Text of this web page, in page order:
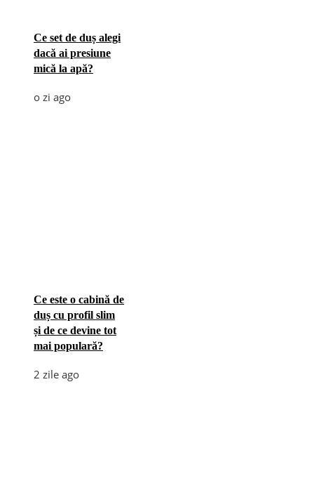
Ce set de duș alegi
dacă ai presiune
mică la apă?
o zi ago
Ce este o cabină de
duș cu profil slim
și de ce devine tot
mai populară?
2 zile ago